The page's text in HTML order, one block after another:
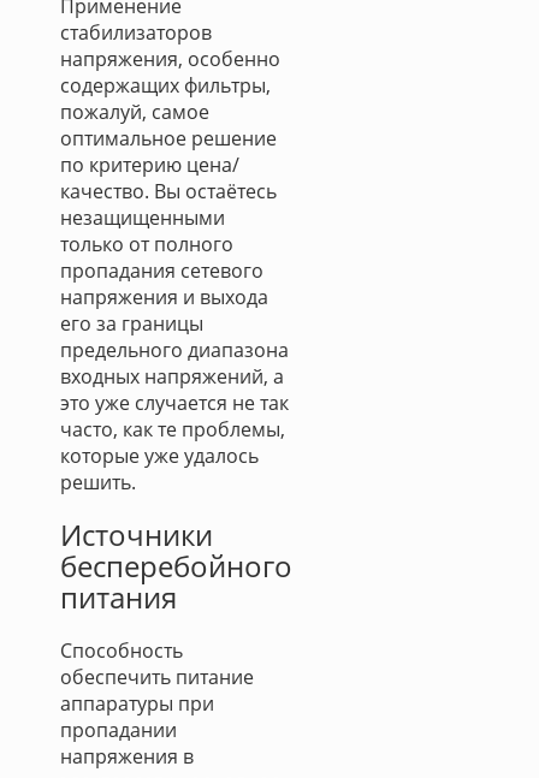
Применение
стабилизаторов
напряжения, особенно
содержащих фильтры,
пожалуй, самое
оптимальное решение
по критерию цена/
качество. Вы остаётесь
незащищенными
только от полного
пропадания сетевого
напряжения и выхода
его за границы
предельного диапазона
входных напряжений, а
это уже случается не так
часто, как те проблемы,
которые уже удалось
решить.
Источники
бесперебойного
питания
Способность
обеспечить питание
аппаратуры при
пропадании
напряжения в